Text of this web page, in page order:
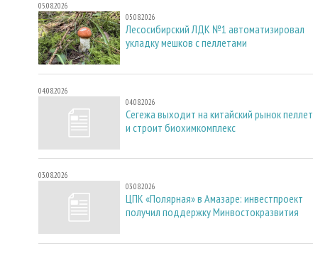
05.08.2026
05.08.2026
Лесосибирский ЛДК №1 автоматизировал
укладку мешков с пеллетами
04.08.2026
04.08.2026
Сегежа выходит на китайский рынок пеллет
и строит биохимкомплекс
03.08.2026
03.08.2026
ЦПК «Полярная» в Амазаре: инвестпроект
получил поддержку Минвостокразвития